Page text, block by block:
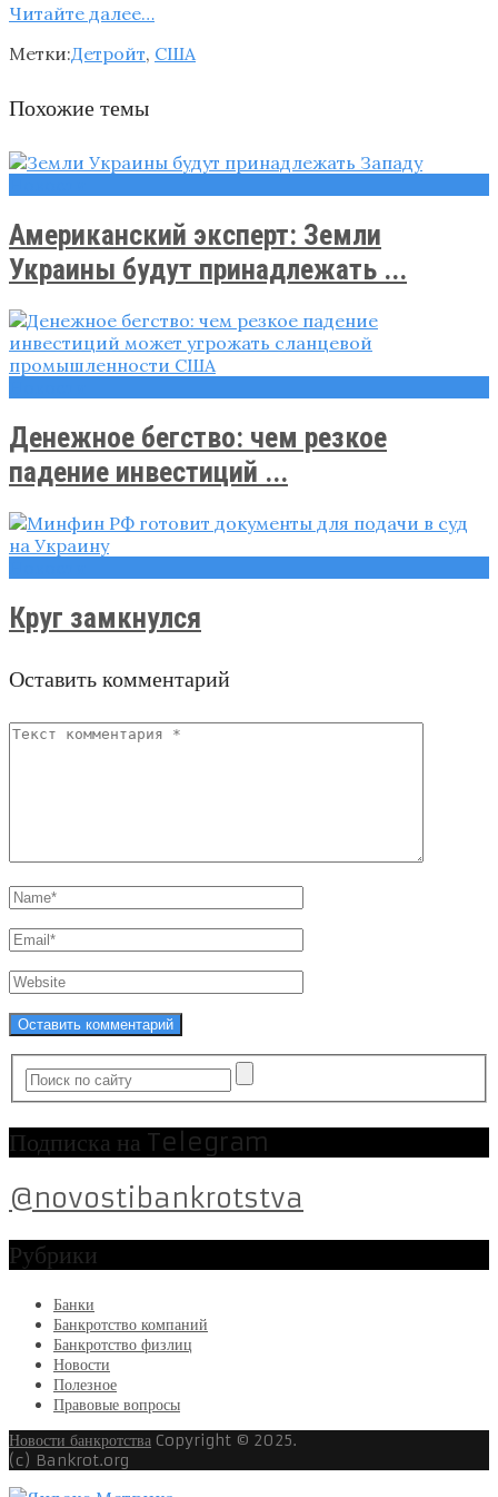
Читайте далее…
Метки:Детройт, США
Похожие темы
Американский эксперт: Земли
Украины будут принадлежать ...
Денежное бегство: чем резкое
падение инвестиций ...
Круг замкнулся
Оставить комментарий
Подписка на Telegram
@novostibankrotstva
Рубрики
Банки
Банкротство компаний
Банкротство физлиц
Новости
Полезное
Правовые вопросы
Новости банкротства Copyright © 2025.
(c) Bankrot.org